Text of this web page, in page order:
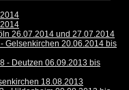
26.07.2014 und 27.07.2014
Gelsenkirchen 20.06.2014 bis
- Deutzen 06.09.2013 bis
18.08.2013